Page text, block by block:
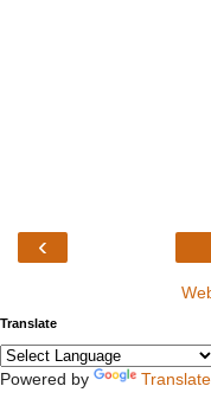
‹
Translate
Powered by Translate